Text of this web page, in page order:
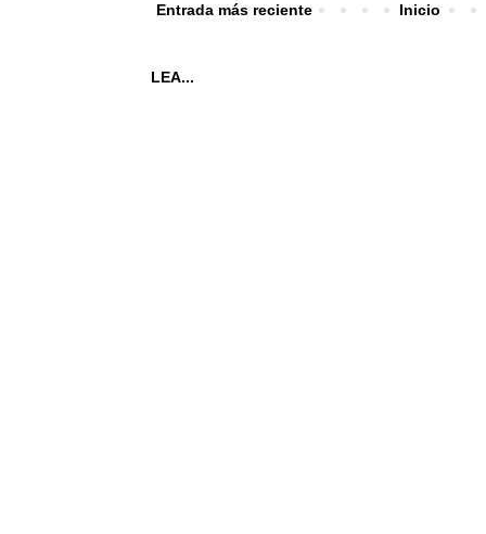
Entrada más reciente Inicio
LEA...